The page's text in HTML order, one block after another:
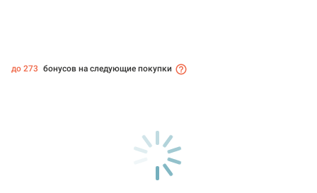
до 273 бонусов на следующие покупки